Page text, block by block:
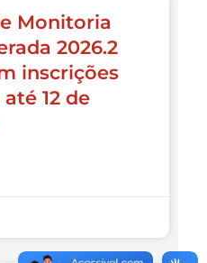
Monitoria
2026.2
inscrições
12 de